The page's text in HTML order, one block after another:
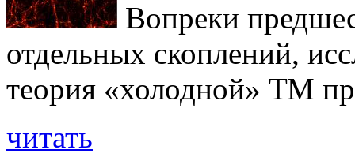
Вопреки
отдельных скоплений,
теория «холодной» ТМ
читать